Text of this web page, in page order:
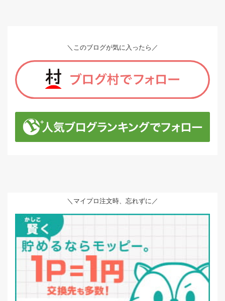
＼このブログが気に入ったら／
＼マイプロ注文時、忘れずに／